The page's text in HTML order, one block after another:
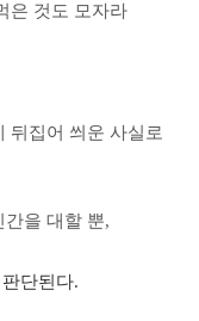
은 것도 모자라
뒤집어 씌운 사실로
간을 대할 뿐,
단된다.